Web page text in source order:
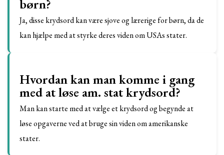
børn?
Ja, disse krydsord kan være sjove og lærerige for børn, da de
kan hjælpe med at styrke deres viden om USAs stater.
Hvordan kan man komme i gang
med at løse am. stat krydsord?
Man kan starte med at vælge et krydsord og begynde at
løse opgaverne ved at bruge sin viden om amerikanske
stater.